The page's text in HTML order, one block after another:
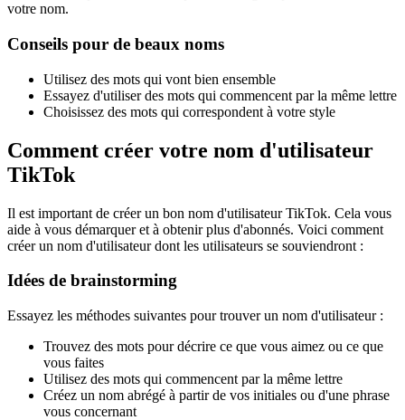
votre nom.
Conseils pour de beaux noms
Utilisez des mots qui vont bien ensemble
Essayez d'utiliser des mots qui commencent par la même lettre
Choisissez des mots qui correspondent à votre style
Comment créer votre nom d'utilisateur
TikTok
Il est important de créer un bon nom d'utilisateur TikTok. Cela vous
aide à vous démarquer et à obtenir plus d'abonnés. Voici comment
créer un nom d'utilisateur dont les utilisateurs se souviendront :
Idées de brainstorming
Essayez les méthodes suivantes pour trouver un nom d'utilisateur :
Trouvez des mots pour décrire ce que vous aimez ou ce que
vous faites
Utilisez des mots qui commencent par la même lettre
Créez un nom abrégé à partir de vos initiales ou d'une phrase
vous concernant